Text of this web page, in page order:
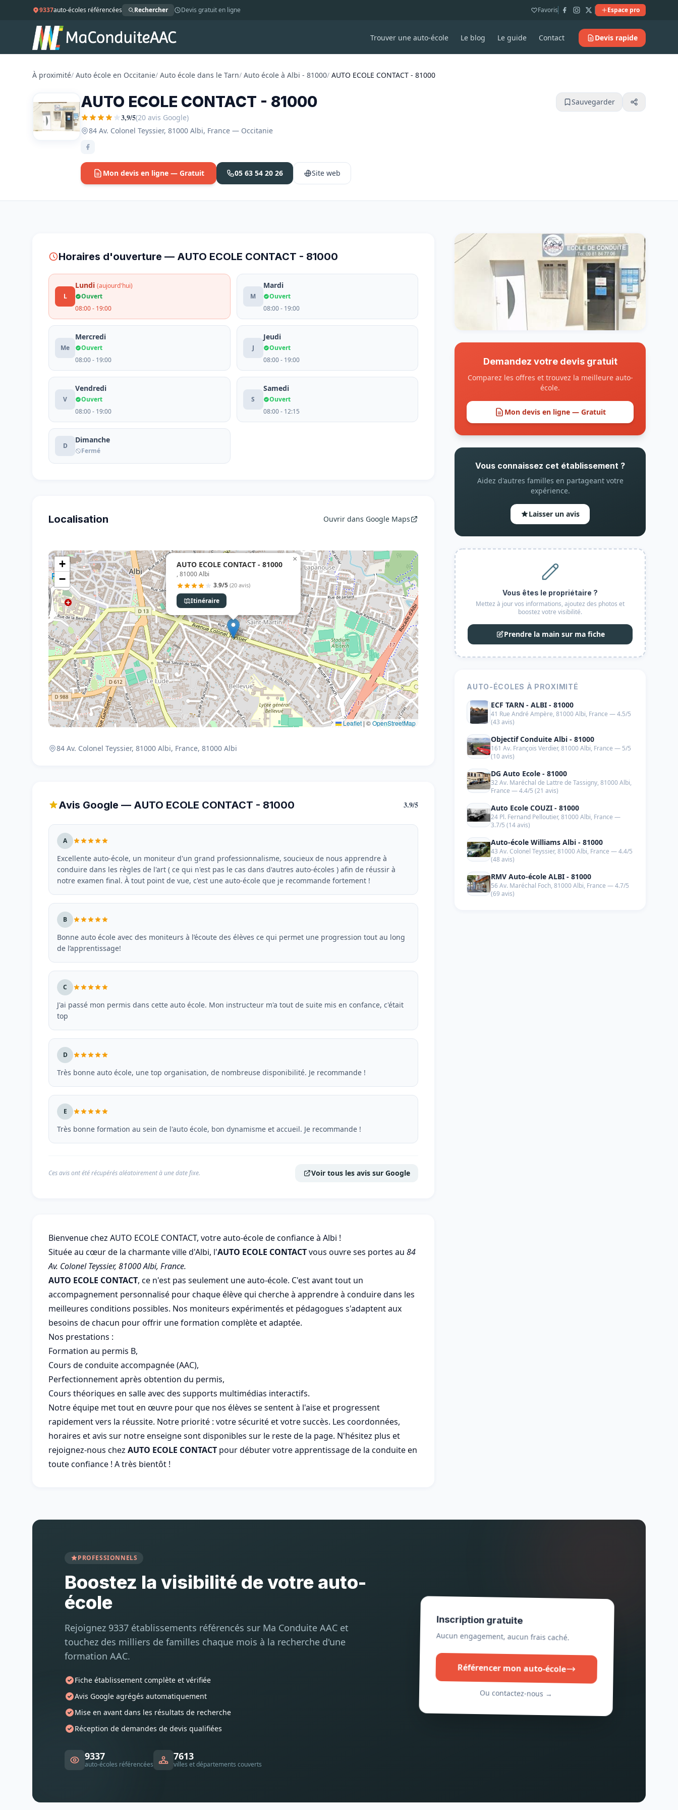
9337auto-écoles référencées Rechercher Devis gratuit en ligne Favoris Espace pro
Trouver une auto-école Le blog Le guide Contact Devis rapide
À proximité/ Auto école en Occitanie/ Auto école dans le Tarn/ Auto école à Albi - 81000/ AUTO ECOLE CONTACT - 81000
AUTO ECOLE CONTACT - 81000
3,9/5(20 avis Google)
84 Av. Colonel Teyssier, 81000 Albi, France — Occitanie
Sauvegarder
Mon devis en ligne — Gratuit 05 63 54 20 26 Site web
Horaires d'ouverture — AUTO ECOLE CONTACT - 81000
L
Lundi (aujourd'hui)
Ouvert
08:00 - 19:00
M
Mardi
Ouvert
08:00 - 19:00
Me
Mercredi
Ouvert
08:00 - 19:00
J
Jeudi
Ouvert
08:00 - 19:00
V
Vendredi
Ouvert
08:00 - 19:00
S
Samedi
Ouvert
08:00 - 12:15
D
Dimanche
Fermé
Localisation Ouvrir dans Google Maps
AUTO ECOLE CONTACT - 81000
, 81000 Albi
3.9/5 (20 avis)
Itinéraire
×
+
−
Leaflet | ©OpenStreetMap
84 Av. Colonel Teyssier, 81000 Albi, France, 81000 Albi
Avis Google — AUTO ECOLE CONTACT - 81000 3.9/5
A
Excellente auto-école, un moniteur d'un grand professionnalisme, soucieux de nous apprendre à
conduire dans les règles de l'art ( ce qui n'est pas le cas dans d'autres auto-écoles ) afin de réussir à
notre examen final. À tout point de vue, c'est une auto-école que je recommande fortement !
B
Bonne auto école avec des moniteurs à l’écoute des élèves ce qui permet une progression tout au long
de l’apprentissage!
C
J'ai passé mon permis dans cette auto école. Mon instructeur m'a tout de suite mis en confance, c'était
top
D
Très bonne auto école, une top organisation, de nombreuse disponibilité. Je recommande !
E
Très bonne formation au sein de l'auto école, bon dynamisme et accueil. Je recommande !
Ces avis ont été récupérés aléatoirement à une date fixe. Voir tous les avis sur Google
Bienvenue chez AUTO ECOLE CONTACT, votre auto-école de confiance à Albi !
Située au cœur de la charmante ville d'Albi, l'AUTO ECOLE CONTACTvous ouvre ses portes au 84
Av. Colonel Teyssier, 81000 Albi, France.
AUTO ECOLE CONTACT, ce n'est pas seulement une auto-école. C'est avant tout un
accompagnement personnalisé pour chaque élève qui cherche à apprendre à conduire dans les
meilleures conditions possibles. Nos moniteurs expérimentés et pédagogues s'adaptent aux
besoins de chacun pour offrir une formation complète et adaptée.
Nos prestations :
Formation au permis B,
Cours de conduite accompagnée (AAC),
Perfectionnement après obtention du permis,
Cours théoriques en salle avec des supports multimédias interactifs.
Notre équipe met tout en œuvre pour que nos élèves se sentent à l'aise et progressent
rapidement vers la réussite. Notre priorité : votre sécurité et votre succès. Les coordonnées,
horaires et avis sur notre enseigne sont disponibles sur le reste de la page. N'hésitez plus et
rejoignez-nous chez AUTO ECOLE CONTACT pour débuter votre apprentissage de la conduite en
toute confiance ! A très bientôt !
Demandez votre devis gratuit
Comparez les offres et trouvez la meilleure auto-
école.
Mon devis en ligne — Gratuit
Vous connaissez cet établissement ?
Aidez d'autres familles en partageant votre
expérience.
Laisser un avis
Vous êtes le propriétaire ?
Mettez à jour vos informations, ajoutez des photos et
boostez votre visibilité.
Prendre la main sur ma fiche
AUTO-ÉCOLES À PROXIMITÉ
ECF TARN - ALBI - 81000
41 Rue André Ampère, 81000 Albi, France — 4.5/5
(43 avis)
Objectif Conduite Albi - 81000
161 Av. François Verdier, 81000 Albi, France — 5/5
(10 avis)
DG Auto Ecole - 81000
32 Av. Maréchal de Lattre de Tassigny, 81000 Albi,
France — 4.4/5 (21 avis)
Auto Ecole COUZI - 81000
24 Pl. Fernand Pelloutier, 81000 Albi, France —
3.7/5 (14 avis)
Auto-école Williams Albi - 81000
43 Av. Colonel Teyssier, 81000 Albi, France — 4.4/5
(48 avis)
RMV Auto-école ALBI - 81000
56 Av. Maréchal Foch, 81000 Albi, France — 4.7/5
(69 avis)
PROFESSIONNELS
Boostez la visibilité de votre auto-
école
Rejoignez 9337 établissements référencés sur Ma Conduite AAC et
touchez des milliers de familles chaque mois à la recherche d'une
formation AAC.
Fiche établissement complète et vérifiée
Avis Google agrégés automatiquement
Mise en avant dans les résultats de recherche
Réception de demandes de devis qualifiées
9337
auto-écoles référencées
7613
villes et départements couverts
Inscription gratuite
Aucun engagement, aucun frais caché.
Référencer mon auto-école
Ou contactez-nous →